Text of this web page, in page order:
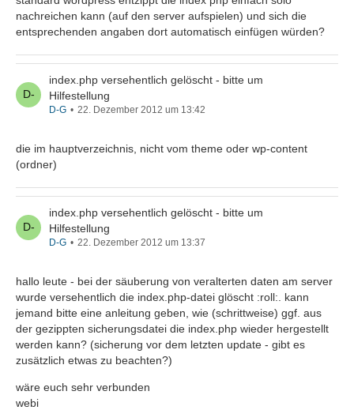
nachreichen kann (auf den server aufspielen) und sich die
entsprechenden angaben dort automatisch einfügen würden?
index.php versehentlich gelöscht - bitte um
Hilfestellung
D-G 22. Dezember 2012 um 13:42
die im hauptverzeichnis, nicht vom theme oder wp-content
(ordner)
index.php versehentlich gelöscht - bitte um
Hilfestellung
D-G 22. Dezember 2012 um 13:37
hallo leute - bei der säuberung von veralterten daten am server
wurde versehentlich die index.php-datei glöscht :roll:. kann
jemand bitte eine anleitung geben, wie (schrittweise) ggf. aus
der gezippten sicherungsdatei die index.php wieder hergestellt
werden kann? (sicherung vor dem letzten update - gibt es
zusätzlich etwas zu beachten?)
wäre euch sehr verbunden
webi